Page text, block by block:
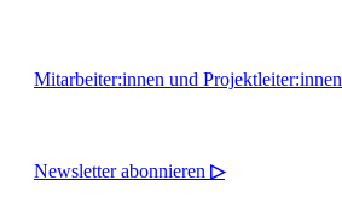
Mitarbeiter:innen und Projektleiter:innen
Newsletter abonnieren ▷